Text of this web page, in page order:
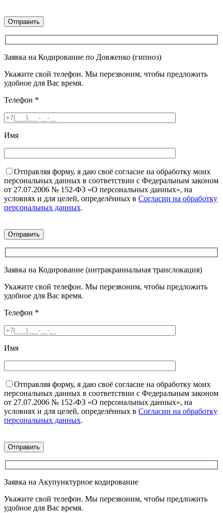
Заявка на Кодирование по Довженко (гипноз)
Укажите свой телефон. Мы перезвоним, чтобы предложить
удобное для Вас время.
Телефон *
Имя
Отправляя форму, я даю своё согласие на обработку моих
персональных данных в соответствии с Федеральным законом
от 27.07.2006 № 152-ФЗ «О персональных данных», на
условиях и для целей, определённых в Согласии на обработку
персональных данных.
Заявка на Кодирование (интракраниальная транслокация)
Укажите свой телефон. Мы перезвоним, чтобы предложить
удобное для Вас время.
Телефон *
Имя
Отправляя форму, я даю своё согласие на обработку моих
персональных данных в соответствии с Федеральным законом
от 27.07.2006 № 152-ФЗ «О персональных данных», на
условиях и для целей, определённых в Согласии на обработку
персональных данных.
Заявка на Акупунктурное кодирование
Укажите свой телефон. Мы перезвоним, чтобы предложить
удобное для Вас время.